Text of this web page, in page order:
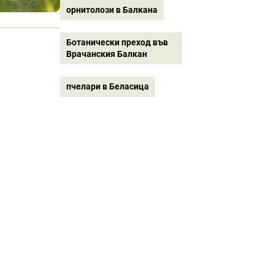
орнитолози в Балкана
Ботанически преход във
Врачанския Балкан
пчелари в Беласица